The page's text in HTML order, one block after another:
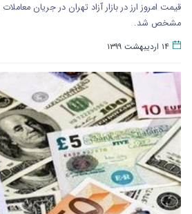
مشخص شد.
۱۴ اردیبهشت ۱۳۹۹